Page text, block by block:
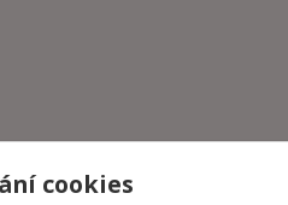
cookies